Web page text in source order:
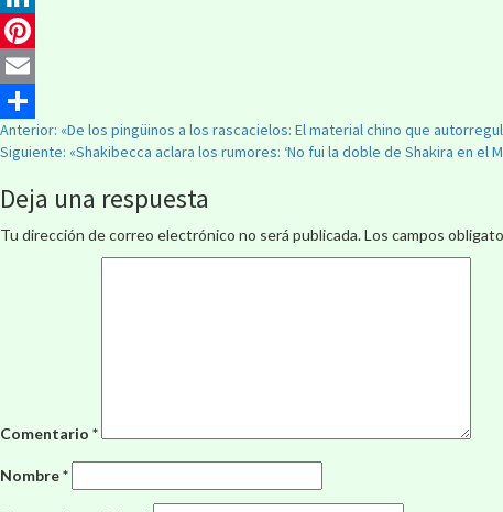
LinkedIn
Pinterest
Email
Compartir
Anterior: «De los pingüinos a los rascacielos: El material chino que
Siguiente: «Shakibecca aclara los rumores: ‘No fui la doble de Shakira en
Deja una respuesta
Tu dirección de correo electrónico no será publicada.Los campos
Comentario *
Nombre*